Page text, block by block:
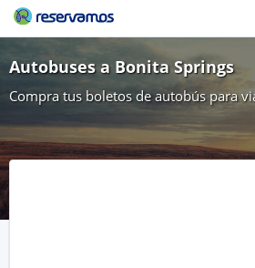
Autobuses a Bonita Springs
Compra tus boletos de autobús para